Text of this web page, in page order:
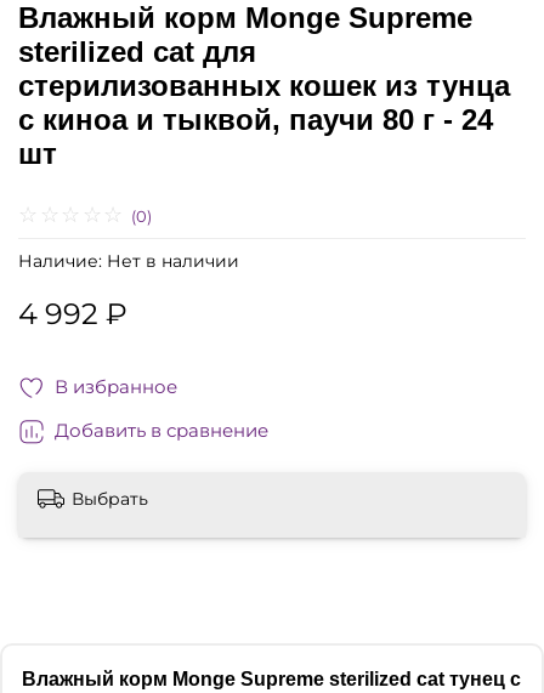
(0)
Наличие: Нет в наличии
Влажный корм Monge Supreme
sterilized cat для
стерилизованных кошек из тунца
с киноа и тыквой, паучи 80 г - 24
шт
4 992 ₽
В избранное
Добавить в сравнение
Выбрать
Влажный корм Monge Supreme sterilized cat тунец с